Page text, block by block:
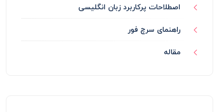
اصطلاحات پرکاربرد زبان انگلیسی
راهنمای سرچ فور
مقاله